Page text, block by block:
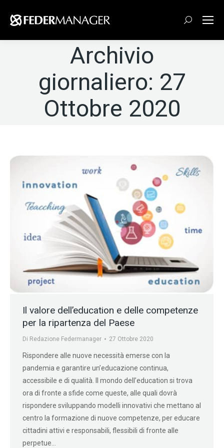
Cerca:
Archivio
giornaliero: 27
Ottobre 2020
Il valore dell’education e delle competenze
per la ripartenza del Paese
Di Redazione Federmanager 27 Ottobre 2020
Rispondere alle nuove necessità emerse con la
pandemia e garantire un’educazione continua,
accessibile e di qualità. Il mondo dell’education si trova
ora di fronte a sfide come queste, alle quali dovrà
rispondere sviluppando modelli innovativi che mettano al
centro la formazione di nuove competenze, per educare
cittadini attivi e responsabili, flessibili di fronte alle
perpetue…